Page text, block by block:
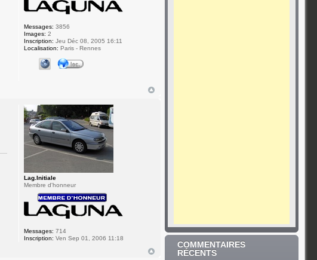
Messages: 3856
Images: 2
Inscription: Jeu Déc 08, 2005 16:11
Localisation: Paris - Rennes
Lag.Initiale
Membre d'honneur
Messages: 714
Inscription: Ven Sep 01, 2006 11:18
COMMENTAIRES
RÉCENTS